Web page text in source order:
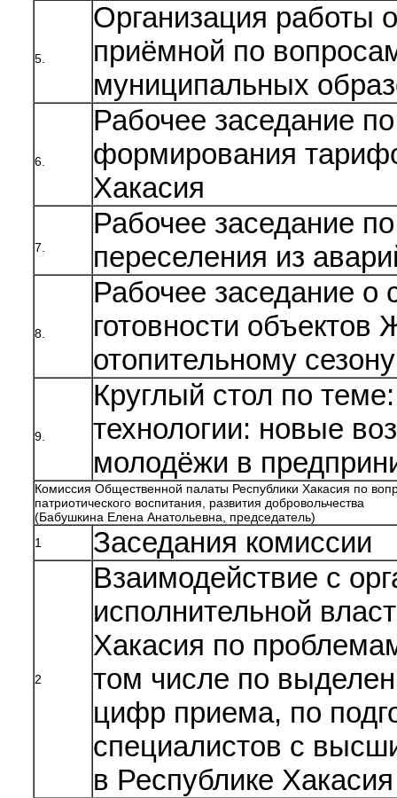
5.
Организация работы
приёмной по
муниципальных
6.
Рабочее заседание
формирования
Хакасия
7.
Рабочее заседание
переселения из
8.
Рабочее заседание о
готовности объектов
отопительному сезону
9.
Круглый стол по
технологии: новые
молодёжи в
Комиссия Общественной палаты Республики Хакасия по
патриотического воспитания, развития добровольчества
(Бабушкина Елена Анатольевна, председатель)
1
Заседания комиссии
2
Взаимодействие с
исполнительной
Хакасия по
том числе по
цифр приема, по
специалистов с
в Республике Хакасия